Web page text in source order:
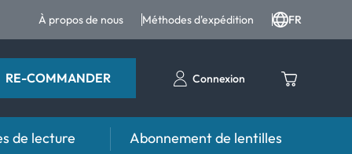
À propos de nous Méthodes d'expédition FR
RE-COMMANDER Connexion
de lecture Abonnement de lentilles